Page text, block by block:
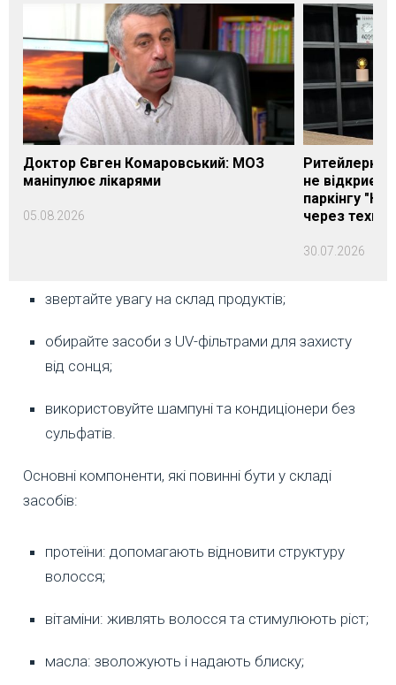
Доктор Євген Комаровський: МОЗ
маніпулює лікарями
05.08.2026
Ритейлерка
не
паркінгу
через
30.07.2026
звертайте увагу на склад продуктів;
обирайте засоби з UV-фільтрами для захисту
від сонця;
використовуйте шампуні та кондиціонери без
сульфатів.
Основні компоненти, які повинні бути у складі
засобів:
протеїни: допомагають відновити структуру
волосся;
вітаміни: живлять волосся та стимулюють ріст;
масла: зволожують і надають блиску;